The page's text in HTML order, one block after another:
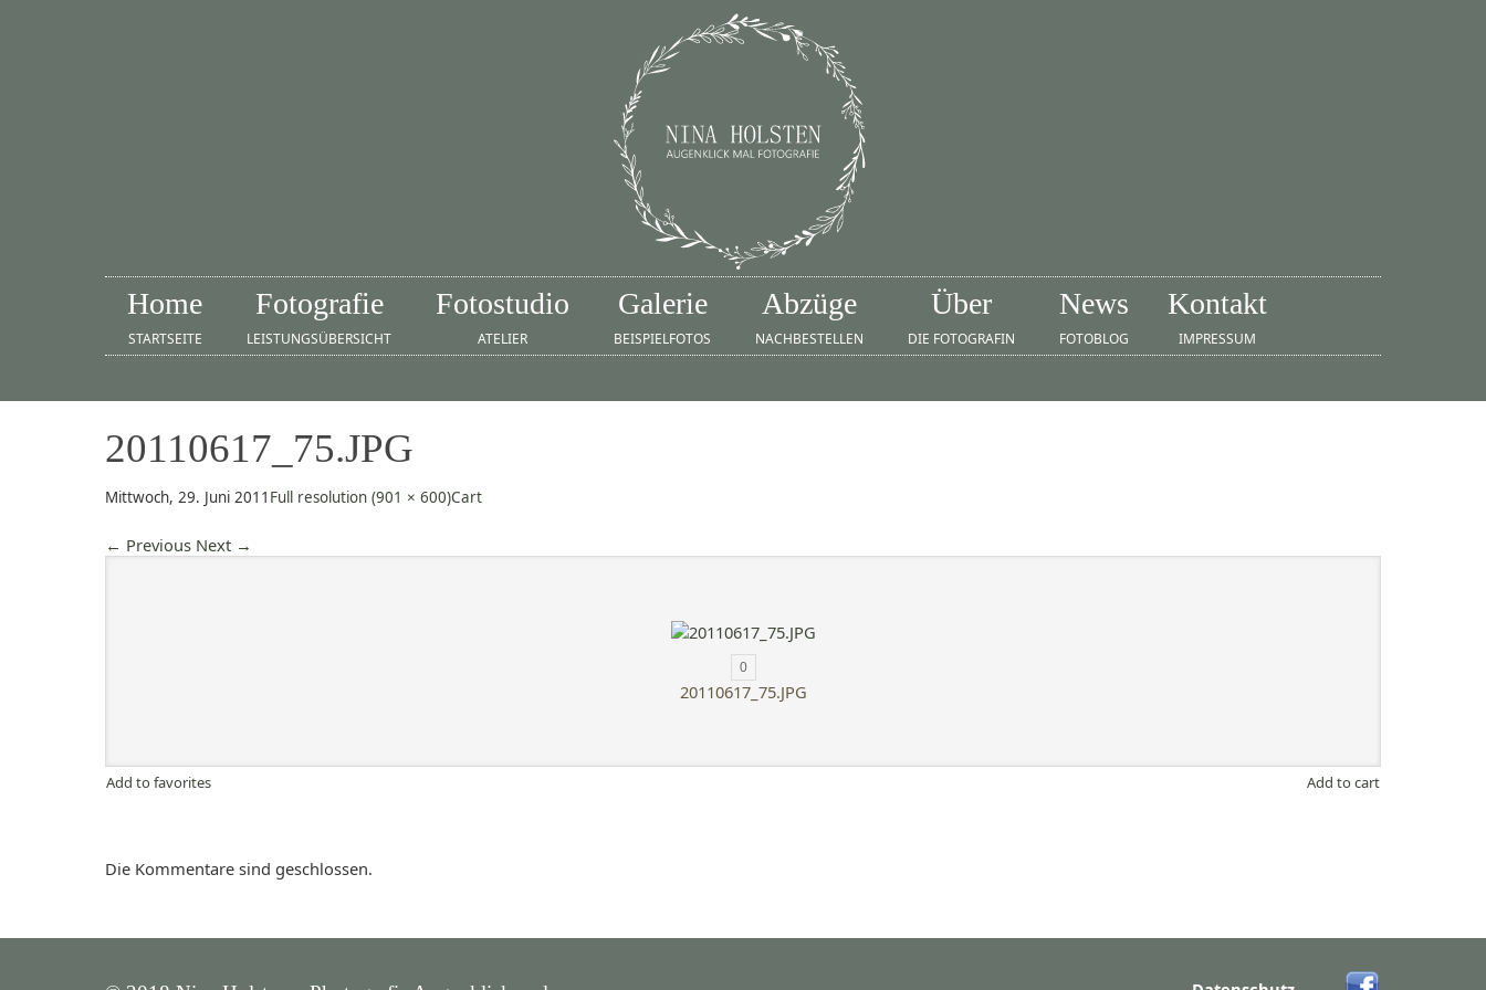
Home
STARTSEITE
Fotografie
LEISTUNGSÜBERSICHT
Fotostudio
ATELIER
Galerie
BEISPIELFOTOS
Abzüge
NACHBESTELLEN
Über
DIE FOTOGRAFIN
News
FOTOBLOG
Kontakt
IMPRESSUM
20110617_75.JPG
Mittwoch, 29. Juni 2011 Full resolution (901 × 600)Cart
← Previous Next →
0
20110617_75.JPG
Add to favorites Add to cart
Die Kommentare sind geschlossen.